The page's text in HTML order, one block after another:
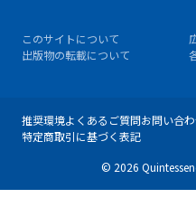
このサイトについて
出版物の転載について
推奨環境よくあるご質問お問い合
特定商取引に基づく表記
© 2026